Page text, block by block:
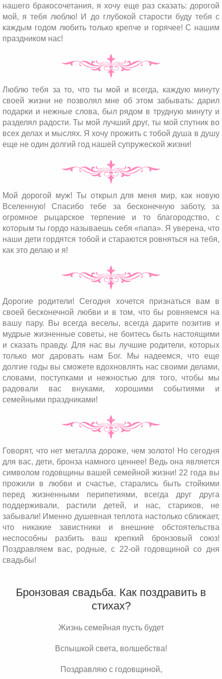
нашего бракосочетания, я хочу еще раз сказать: дорогой
мой, я тебя люблю! И до глубокой старости буду тебя с
каждым годом любить только крепче и горячее! С нашим
праздником нас!
Люблю тебя за то, что ты мой и всегда, каждую минуту
своей жизни не позволял мне об этом забывать: дарил
подарки и нежные слова, был рядом в трудную минуту и
разделял радости. Ты мой лучший друг, ты мой спутник во
всех делах и мыслях. Я хочу прожить с тобой душа в душу
еще не один долгий год нашей супружеской жизни!
Мой дорогой муж! Ты открыл для меня мир, как новую
Вселенную! Спасибо тебе за бесконечную заботу, за
огромное рыцарское терпение и то благородство, с
которым ты гордо называешь себя «папа». Я уверена, что
наши дети гордятся тобой и стараются ровняться на тебя,
как это делаю и я!
Дорогие родители! Сегодня хочется признаться вам в
своей бесконечной любви и в том, что бы ровняемся на
вашу пару. Вы всегда веселы, всегда дарите позитив и
мудрые жизненные советы, не боитесь быть настоящими
и сказать правду. Для нас вы лучшие родители, которых
только мог даровать нам Бог. Мы надеемся, что еще
долгие годы вы сможете вдохновлять нас своими делами,
словами, поступками и нежностью для того, чтобы мы
радовали вас внуками, хорошими событиями и
семейными праздниками!
Говорят, что нет металла дороже, чем золото! Но сегодня
для вас, дети, бронза намного ценнее! Ведь она является
символом годовщины вашей семейной жизни! 22 года вы
прожили в любви и счастье, старались быть стойкими
перед жизненными перипетиями, всегда друг друга
поддерживали, растили детей, и нас, стариков, не
забывали! Именно душевная теплота настолько сближает,
что никакие завистники и внешние обстоятельства
неспособны разбить ваш крепкий бронзовый союз!
Поздравляем вас, родные, с 22-ой годовщиной со дня
свадьбы!
Бронзовая свадьба. Как поздравить в
стихах?
Жизнь семейная пусть будет
Вспышкой света, волшебства!
Поздравляю с годовщиной,